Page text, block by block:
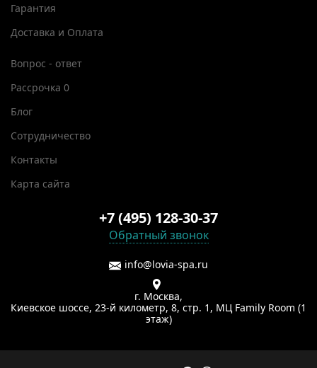
Гарантия
Доставка и Оплата
Вопрос - ответ
Рассрочка 0
Блог
Сотрудничество
Контакты
Карта сайта
+7 (495) 128-30-37
Обратный звонок
info@lovia-spa.ru
г. Москва,
Киевское шоссе, 23-й километр, 8, стр. 1, МЦ Family Room (1
этаж)